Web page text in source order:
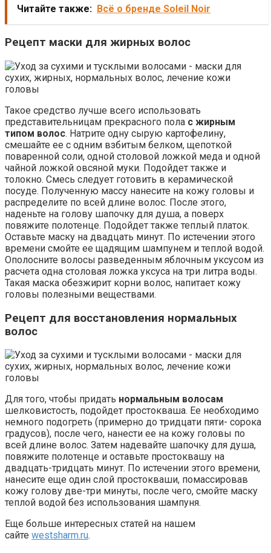
Читайте также: Всё о бренде Soleil Noir
Рецепт маски для жирных волос
Такое средство лучше всего использовать
представительницам прекрасного пола с жирным
типом волос. Натрите одну сырую картофелину,
смешайте ее с одним взбитым белком, щепоткой
поваренной соли, одной столовой ложкой меда и одной
чайной ложкой овсяной муки. Подойдет также и
толокно. Смесь следует готовить в керамической
посуде. Полученную массу нанесите на кожу головы и
распределите по всей длине волос. После этого,
наденьте на голову шапочку для душа, а поверх
повяжите полотенце. Подойдет также теплый платок.
Оставьте маску на двадцать минут. По истечении этого
времени смойте ее щадящим шампунем и теплой водой.
Ополосните волосы разведенным яблочным уксусом из
расчета одна столовая ложка уксуса на три литра воды.
Такая маска обезжирит корни волос, напитает кожу
головы полезными веществами.
Рецепт для восстановления нормальных
волос
Для того, чтобы придать нормальным волосам
шелковистость, подойдет простокваша. Ее необходимо
немного подогреть (примерно до тридцати пяти- сорока
градусов), после чего, нанести ее на кожу головы по
всей длине волос. Затем надевайте шапочку для душа,
повяжите полотенце и оставьте простоквашу на
двадцать-тридцать минут. По истечении этого времени,
нанесите еще один слой простокваши, помассировав
кожу голову две-три минуты, после чего, смойте маску
теплой водой без использования шампуня.
Еще больше интересных статей на нашем
сайте westsharm.ru.